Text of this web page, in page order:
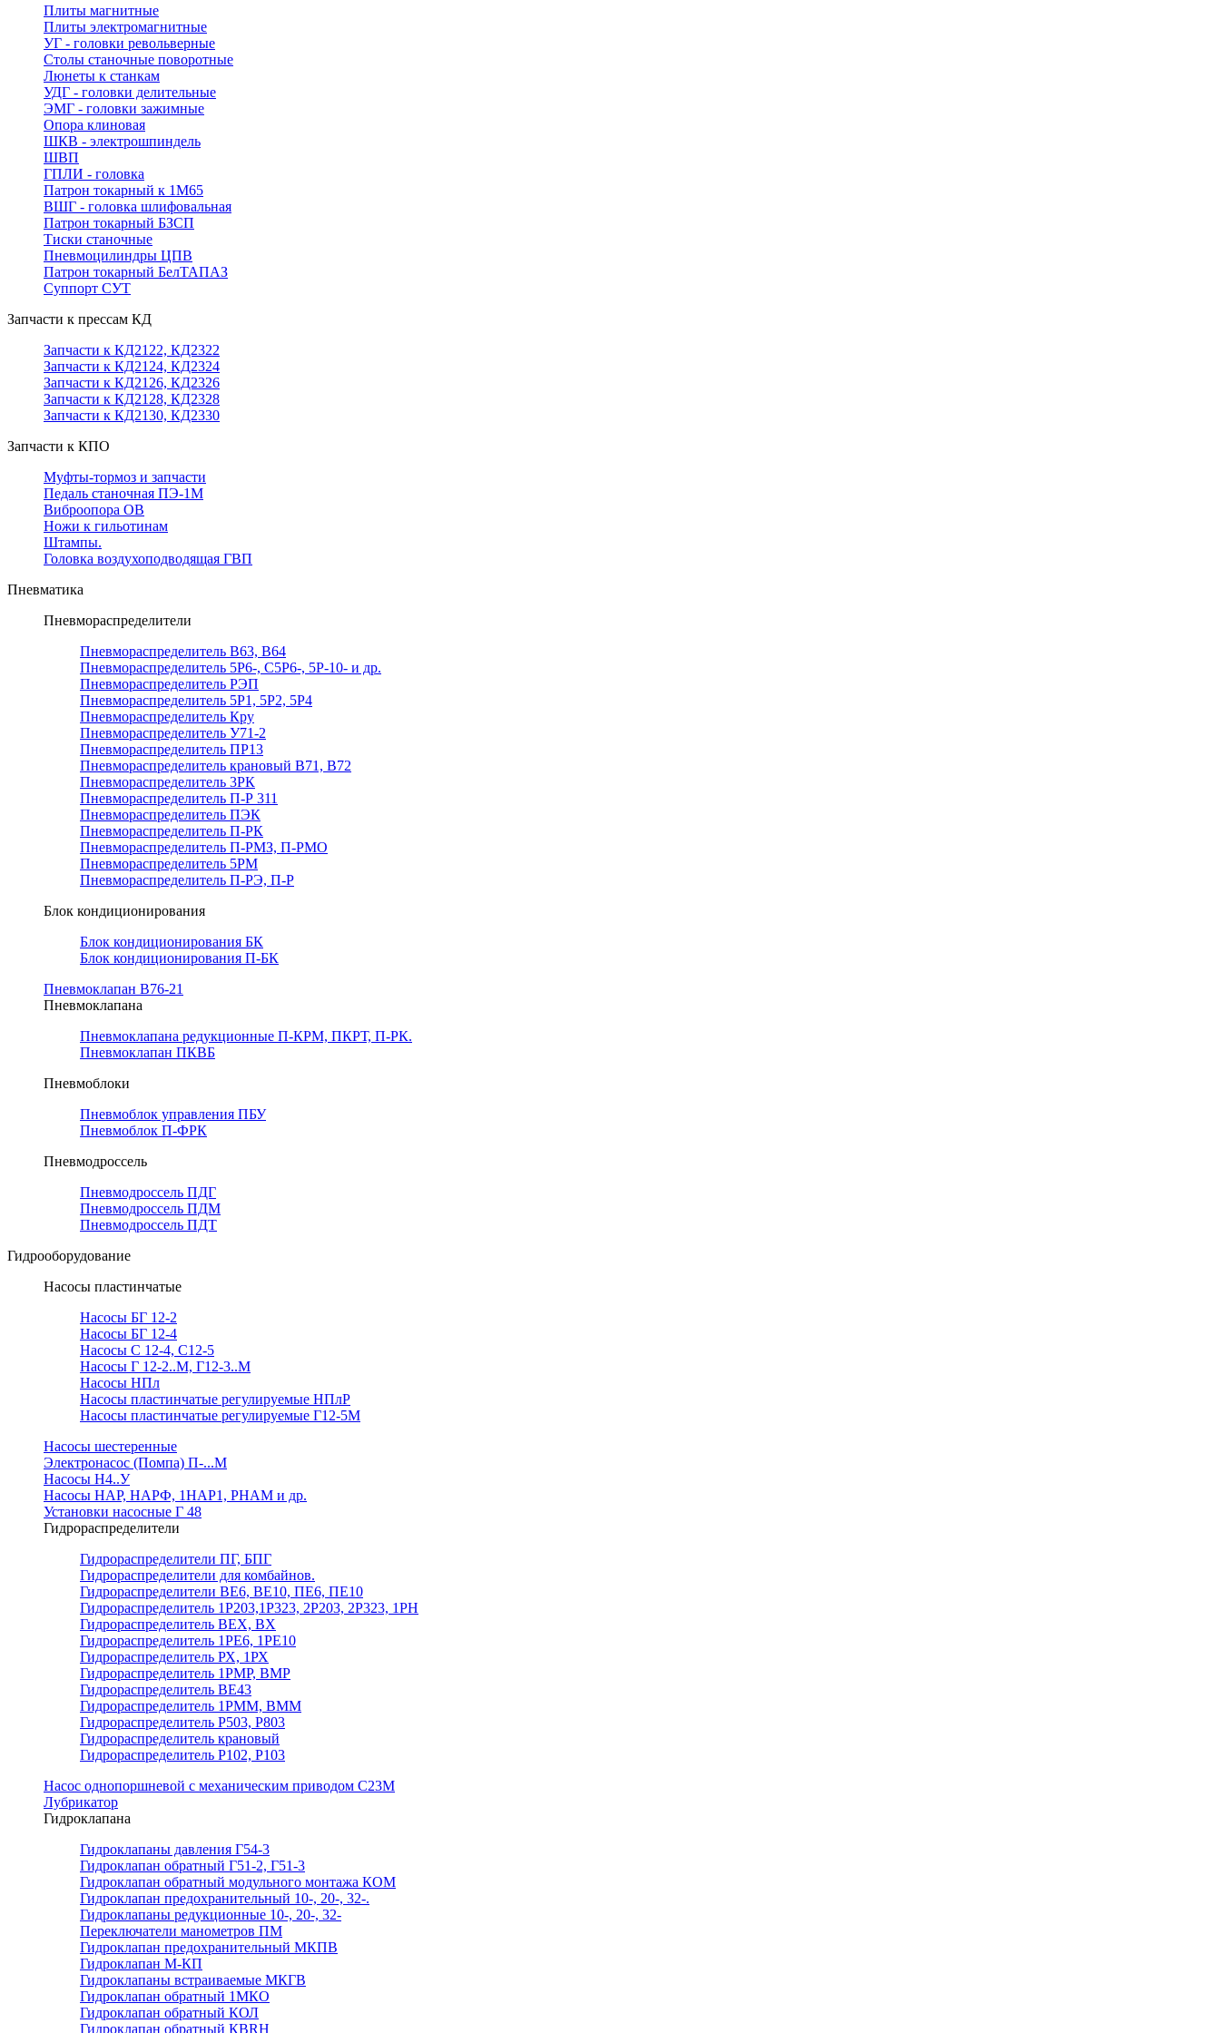
Плиты магнитные
Плиты электромагнитные
УГ - головки револьверные
Столы станочные поворотные
Люнеты к станкам
УДГ - головки делительные
ЭМГ - головки зажимные
Опора клиновая
ШКВ - электрошпиндель
ШВП
ГПЛИ - головка
Патрон токарный к 1М65
ВШГ - головка шлифовальная
Патрон токарный БЗСП
Тиски станочные
Пневмоцилиндры ЦПВ
Патрон токарный БелТАПАЗ
Суппорт СУТ
Запчасти к прессам КД
Запчасти к КД2122, КД2322
Запчасти к КД2124, КД2324
Запчасти к КД2126, КД2326
Запчасти к КД2128, КД2328
Запчасти к КД2130, КД2330
Запчасти к КПО
Муфты-тормоз и запчасти
Педаль станочная ПЭ-1М
Виброопора ОВ
Ножи к гильотинам
Штампы.
Головка воздухоподводящая ГВП
Пневматика
Пневмораспределители
Пневмораспределитель В63, В64
Пневмораспределитель 5Р6-, С5Р6-, 5Р-10- и др.
Пневмораспределитель РЭП
Пневмораспределитель 5Р1, 5Р2, 5Р4
Пневмораспределитель Кру
Пневмораспределитель У71-2
Пневмораспределитель ПР13
Пневмораспределитель крановый В71, В72
Пневмораспределитель 3РК
Пневмораспределитель П-Р 311
Пневмораспределитель ПЭК
Пневмораспределитель П-РК
Пневмораспределитель П-РМЗ, П-РМО
Пневмораспределитель 5РМ
Пневмораспределитель П-РЭ, П-Р
Блок кондиционирования
Блок кондиционирования БК
Блок кондиционирования П-БК
Пневмоклапан В76-21
Пневмоклапана
Пневмоклапана редукционные П-КРМ, ПКРТ, П-РК.
Пневмоклапан ПКВБ
Пневмоблоки
Пневмоблок управления ПБУ
Пневмоблок П-ФРК
Пневмодроссель
Пневмодроссель ПДГ
Пневмодроссель ПДМ
Пневмодроссель ПДТ
Гидрооборудование
Насосы пластинчатые
Насосы БГ 12-2
Насосы БГ 12-4
Насосы С 12-4, С12-5
Насосы Г 12-2..М, Г12-3..М
Насосы НПл
Насосы пластинчатые регулируемые НПлР
Насосы пластинчатые регулируемые Г12-5М
Насосы шестеренные
Электронасос (Помпа) П-...М
Насосы Н4..У
Насосы НАР, НАРФ, 1НАР1, РНАМ и др.
Установки насосные Г 48
Гидрораспределители
Гидрораспределители ПГ, БПГ
Гидрораспределители для комбайнов.
Гидрораспределители ВЕ6, ВЕ10, ПЕ6, ПЕ10
Гидрораспределитель 1Р203,1Р323, 2Р203, 2Р323, 1РН
Гидрораспределитель ВЕХ, ВХ
Гидрораспределитель 1РЕ6, 1РЕ10
Гидрораспределитель РХ, 1РХ
Гидрораспределитель 1РМР, ВМР
Гидрораспределитель ВЕ43
Гидрораспределитель 1РММ, ВММ
Гидрораспределитель Р503, Р803
Гидрораспределитель крановый
Гидрораспределитель Р102, Р103
Насос однопоршневой с механическим приводом С23М
Лубрикатор
Гидроклапана
Гидроклапаны давления Г54-3
Гидроклапан обратный Г51-2, Г51-3
Гидроклапан обратный модульного монтажа КОМ
Гидроклапан предохранительный 10-, 20-, 32-.
Гидроклапаны редукционные 10-, 20-, 32-
Переключатели манометров ПМ
Гидроклапан предохранительный МКПВ
Гидроклапан М-КП
Гидроклапаны встраиваемые МКГВ
Гидроклапан обратный 1МКО
Гидроклапан обратный КОЛ
Гидроклапан обратный КВRН